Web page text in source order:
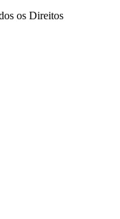
os Direitos